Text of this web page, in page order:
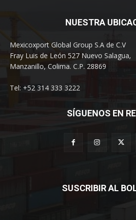
NUESTRA
Mexicoxport Global Group S.A de C.V
Fray Luis de León 527 Nuevo Salagua,
Manzanillo, Colima. C.P. 28869
Tel: +52 314 333 3222
SÍGUENOS EN
SUSCRIBIR AL